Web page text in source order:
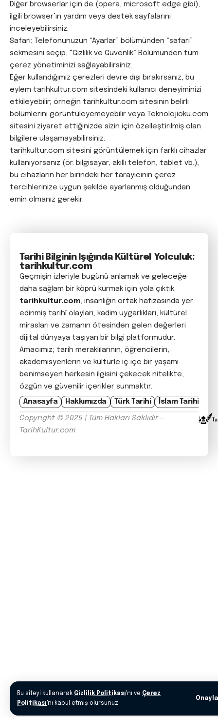
Bu siteyi kullanarak Gizlilik Politikası'nı ve Çerez
Politikası'nı kabul etmiş olursunuz.
Onayla
Diğer browserlar için de (opera, microsoft edge gibi),
ilgili browser’ın yardım veya destek sayfalarını
inceleyebilirsiniz.
Safari: Telefonunuzun “Ayarlar” bölümünden “safari”
sekmesini seçip, “Gizlilik ve Güvenlik” Bölümünden tüm
çerez yönetiminizi sağlayabilirsiniz.
Eğer kullandığımız çerezleri devre dışı bırakırsanız, bu
eylem tarihkultur.com sitesindeki kullanıcı deneyiminizi
etkileyebilir; örneğin tarihkultur.com sitesinin belirli
bölümlerini görüntüleyemeyebilir veya Teknolojioku.com
sitesini ziyaret ettiğinizde sizin için özelleştirilmiş olan
bilgilere ulaşamayabilirsiniz.
tarihkultur.com sitesini görüntülemek için farklı cihazlar
kullanıyorsanız (ör. bilgisayar, akıllı telefon, tablet vb.),
bu cihazların her birindeki her tarayıcının çerez
tercihlerinize uygun şekilde ayarlanmış olduğundan
emin olmanız gerekir.
Tarihi Bilginin Işığında Kültürel Yolculuk:
tarihkultur.com
Geçmişin izleriyle bugünü anlamak ve geleceğe
daha sağlam bir köprü kurmak için yola çıktık.
tarihkultur.com, insanlığın ortak hafızasında yer
edinmiş tarihî olayları, kadim uygarlıkları, kültürel
mirasları ve zamanın ötesinden gelen değerleri
dijital dünyaya taşıyan bir bilgi platformudur.
Amacımız; tarih meraklılarının, öğrencilerin,
akademisyenlerin ve kültürle iç içe bir yaşamı
benimseyen herkesin ilgisini çekecek nitelikte,
özgün ve güvenilir içerikler sunmaktır.
Anasayfa
Hakkımızda Türk Tarihi İslam Tarihi
Copyright © 2025 | Tüm Hakları Saklıdır –
TarihKultur.com